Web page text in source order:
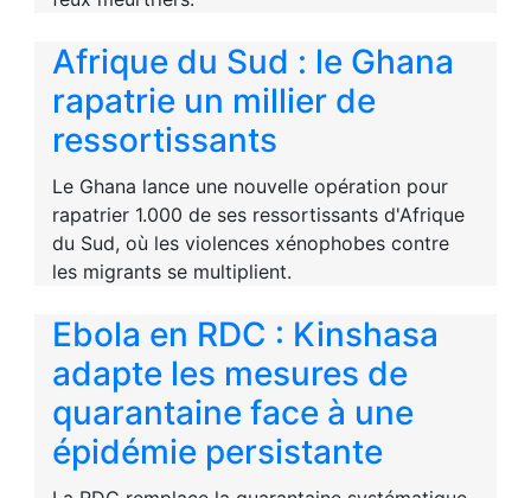
Afrique du Sud : le Ghana
rapatrie un millier de
ressortissants
Le Ghana lance une nouvelle opération pour
rapatrier 1.000 de ses ressortissants d'Afrique
du Sud, où les violences xénophobes contre
les migrants se multiplient.
Ebola en RDC : Kinshasa
adapte les mesures de
quarantaine face à une
épidémie persistante